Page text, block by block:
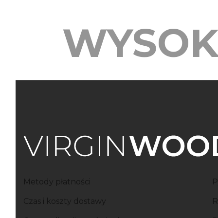
Linki w stopce
Metody płatności
Czas i koszty dostawy